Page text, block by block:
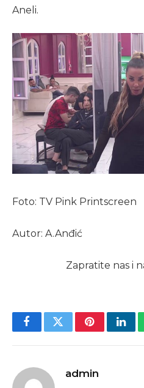
Aneli.
Foto: TV Pink Printscreen
Autor: A.Anđić
Zapratite nas i
FacebookTwitterPinterest
admin